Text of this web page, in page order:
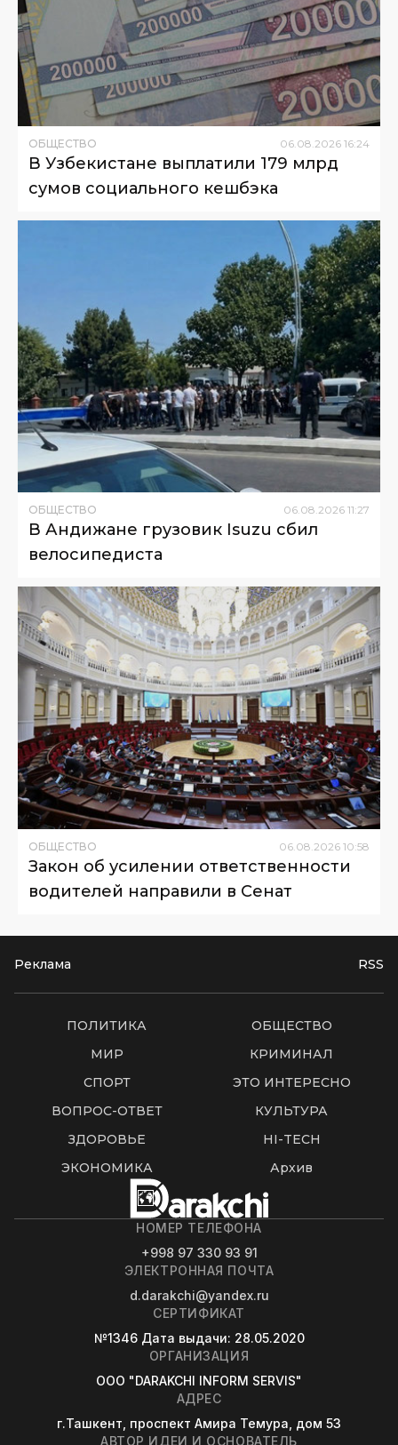
ОБЩЕСТВО 06.08.2026 16:24
В Узбекистане выплатили 179 млрд
сумов социального кешбэка
ОБЩЕСТВО 06.08.2026 11:27
В Андижане грузовик Isuzu сбил
велосипедиста
ОБЩЕСТВО 06 08 2026 10:58
Закон об усилении ответственности
водителей направили в Сенат
Реклама RSS
ПОЛИТИКА
ОБЩЕСТВО
МИР
КРИМИНАЛ
СПОРТ
ЭТО ИНТЕРЕСНО
ВОПРОС-ОТВЕТ
КУЛЬТУРА
ЗДОРОВЬЕ
HI-TECH
ЭКОНОМИКА
Архив
НОМЕР ТЕЛЕФОНА
+998 97 330 93 91
ЭЛЕКТРОННАЯ ПОЧТА
d.darakchi@yandex.ru
СЕРТИФИКАТ
№1346 Дата выдачи: 28.05.2020
ОРГАНИЗАЦИЯ
OOO "DARAKCHI INFORM SERVIS"
АДРЕС
г.Ташкент, проспект Амира Темура, дом 53
АВТОР ИДЕИ И ОСНОВАТЕЛЬ